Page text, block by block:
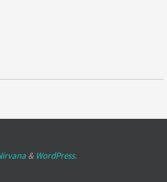
& WordPress.